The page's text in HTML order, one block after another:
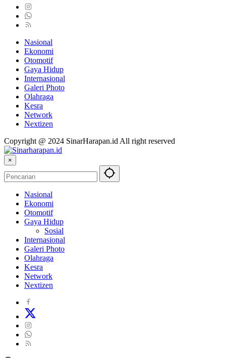
Nasional
Ekonomi
Otomotif
Gaya Hidup
Internasional
Galeri Photo
Olahraga
Kesra
Network
Nextizen
Copyright @ 2024 SinarHarapan.id All right reserved
×
Nasional
Ekonomi
Otomotif
Gaya Hidup
Sosial
Internasional
Galeri Photo
Olahraga
Kesra
Network
Nextizen